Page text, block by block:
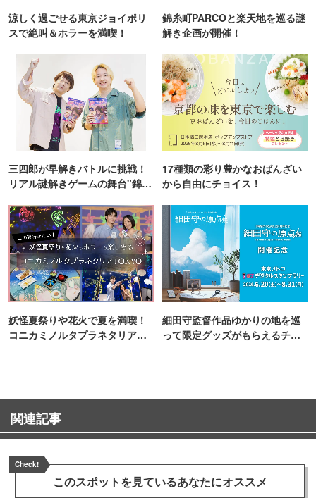
涼しく過ごせる東京ジョイポリ
スで絶叫＆ホラーを満喫！
錦糸町PARCOと楽天地を巡る謎
解き企画が開催！
三四郎が早解きバトルに挑戦！
リアル謎解きゲームの舞台"錦糸
17種類の彩り豊かなおばんざい
から自由にチョイス！
妖怪夏祭りや花火で夏を満喫！
コニカミノルタプラネタリア
細田守監督作品ゆかりの地を巡
って限定グッズがもらえるチャ
関連記事
Check!
このスポットを見ているあなたにオススメ